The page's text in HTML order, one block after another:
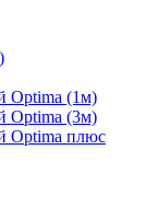
Optima (1м)
Optima (3м)
Optima плюс